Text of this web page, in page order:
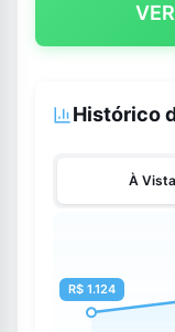
Histórico
À Vista